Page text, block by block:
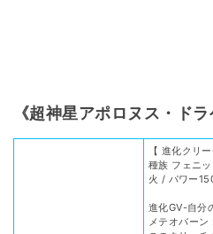
《超神星アポロヌス・ド
【 進化クリ
種族 フェニ
火 / パワー
進化GV-自分
メテオバーン